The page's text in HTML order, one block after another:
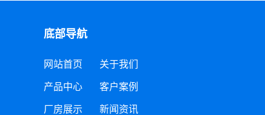
底部导航
网站首页 关于我们
产品中心 客户案例
厂房展示 新闻资讯